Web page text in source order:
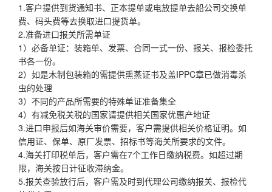
1.客户提供到货通知书、正本提单或电放提单去船公司交换单
费、码头费等去换取进口提货单。
2.准备进口报关所需单证
1）必备单证：装箱单、发票、合同一式一份、报关、报检委托
书各一份。
2）如是木制包装箱的需提供熏蒸证书及盖IPPC章已做消毒杀
虫的处理
3）不同的产品所需要的特殊单证准备集全
4）有减免税关税的国家请提供相关国家优惠产地证
3.进口申报后如海关审价需要，客户需提供相关价格证明。如
信用证、保单、原厂发票、招标书等海关所要求的文件。
4.海关打印税单后，客户需在7个工作日缴纳税费。如超过期
限，海关按日计征收滞纳金。
5.报关查验放行后，客户需及时到代理公司缴纳报关、报检代